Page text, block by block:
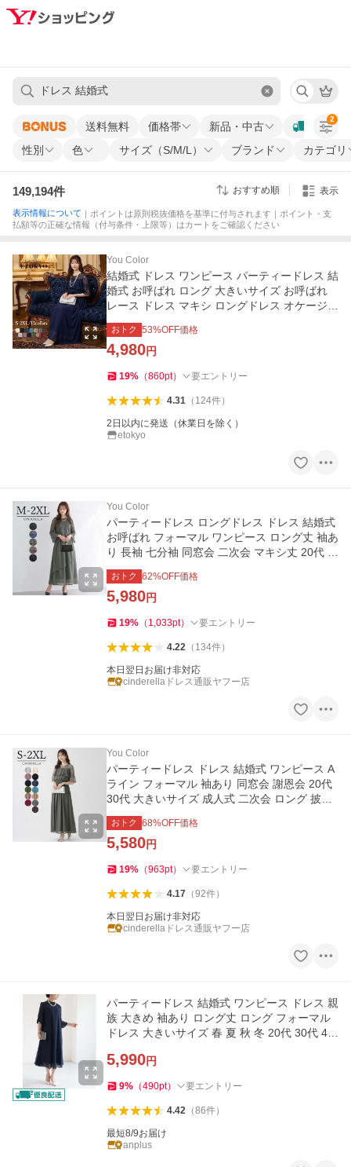
送料無料 価格帯
新品・中古
性別
色 サイズ（S/M/L） ブランド カテゴリ
2
149,194件 おすすめ順 表示
表示情報について ｜ポイントは原則税抜価格を基準に付与されます｜ポイント・支
払額等の正確な情報（付与条件・上限等）はカートをご確認ください
You Color
結婚式 ドレス ワンピース パーティードレス 結
婚式 お呼ばれ ロング 大きいサイズ お呼ばれ
レース ドレス マキシ ロングドレス オケージョ
ン 女子会 食事会
おトク 53%OFF価格
4,980円
19% （860pt） 要エントリー
4.31（ 124件）
2日以内に発送（休業日を除く）
etokyo
You Color
パーティードレス ロングドレス ドレス 結婚式
お呼ばれ フォーマル ワンピース ロング丈 袖あ
り 長袖 七分袖 同窓会 二次会 マキシ丈 20代 3
0代 40代 ycpt11
おトク 62%OFF価格
5,980円
19% （ 1,033pt） 要エントリー
4.22（ 134件）
本日翌日お届け非対応
cinderellaドレス通販ヤフー店
You Color
パーティードレス ドレス 結婚式 ワンピース A
ライン フォーマル 袖あり 同窓会 謝恩会 20代
30代 大きいサイズ 成人式 二次会 ロング 披露
宴 レース yj188202
おトク 68%OFF価格
5,580円
19% （963pt） 要エントリー
4.17（92件）
本日翌日お届け非対応
cinderellaドレス通販ヤフー店
パーティードレス 結婚式 ワンピース ドレス 親
族 大きめ 袖あり ロング丈 ロング フォーマル
ドレス 大きいサイズ 春 夏 秋 冬 20代 30代 40
5,990円
9% （490pt） 要エントリー
4.42（86件）
最短8/9お届け
anplus